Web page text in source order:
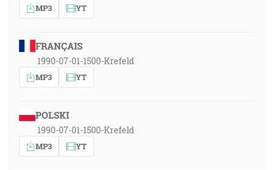
MP3 YT
FRANÇAIS
1990-07-01-1500-Krefeld
MP3 YT
POLSKI
1990-07-01-1500-Krefeld
MP3 YT